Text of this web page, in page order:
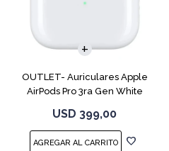
OUTLET- Auriculares Apple
AirPods Pro 3ra Gen White
USD 399,00